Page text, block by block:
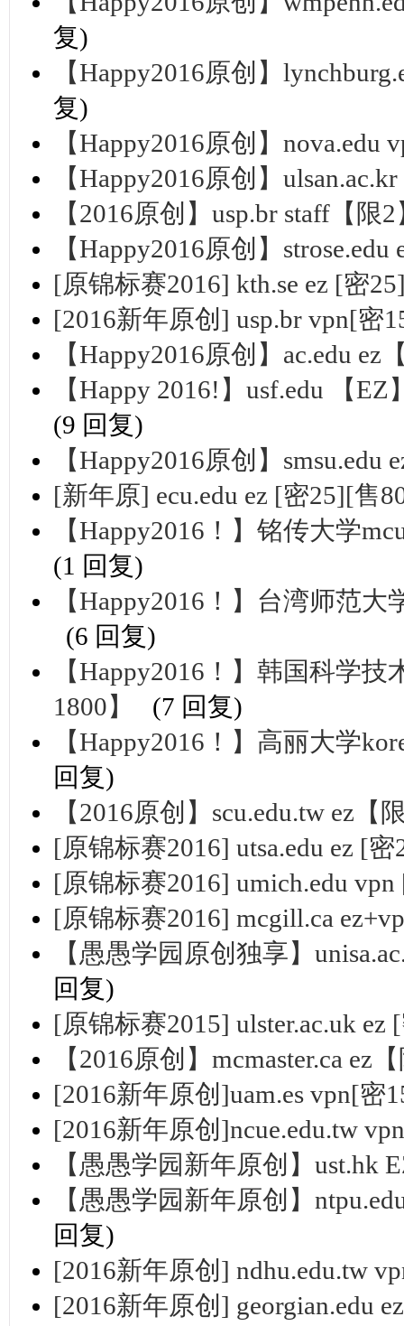
复)
【Happy2016原创】
复)
【Happy2016原创】
【Happy2016原创】
【2016原创】usp.br staff【限
【Happy2016原创】
[原锦标赛2016] kth.se ez [密
[2016新年原创] usp.br vpn[密
【Happy2016原创】ac.edu
【Happy 2016!】usf.edu 【
(9 回复)
【Happy2016原创】
[新年原] ecu.edu ez [密25][售
【Happy2016！】铭传大学
(1 回复)
【Happy2016！】台湾师范
(6 回复)
【Happy2016！】韩国科学
1800】
(7 回复)
【Happy2016！】高丽大学
回复)
【2016原创】scu.edu.tw ez
[原锦标赛2016] utsa.edu ez [
[原锦标赛2016] umich.edu
[原锦标赛2016] mcgill.ca
【愚愚学园原创独享】
回复)
[原锦标赛2015] ulster.ac.uk
【2016原创】mcmaster.ca ez
[2016新年原创]uam.es vpn[密
[2016新年原创]ncue.edu.tw
【愚愚学园新年原创】ust.hk
【愚愚学园新年原创】
回复)
[2016新年原创] ndhu.edu.tw
[2016新年原创] georgian.edu